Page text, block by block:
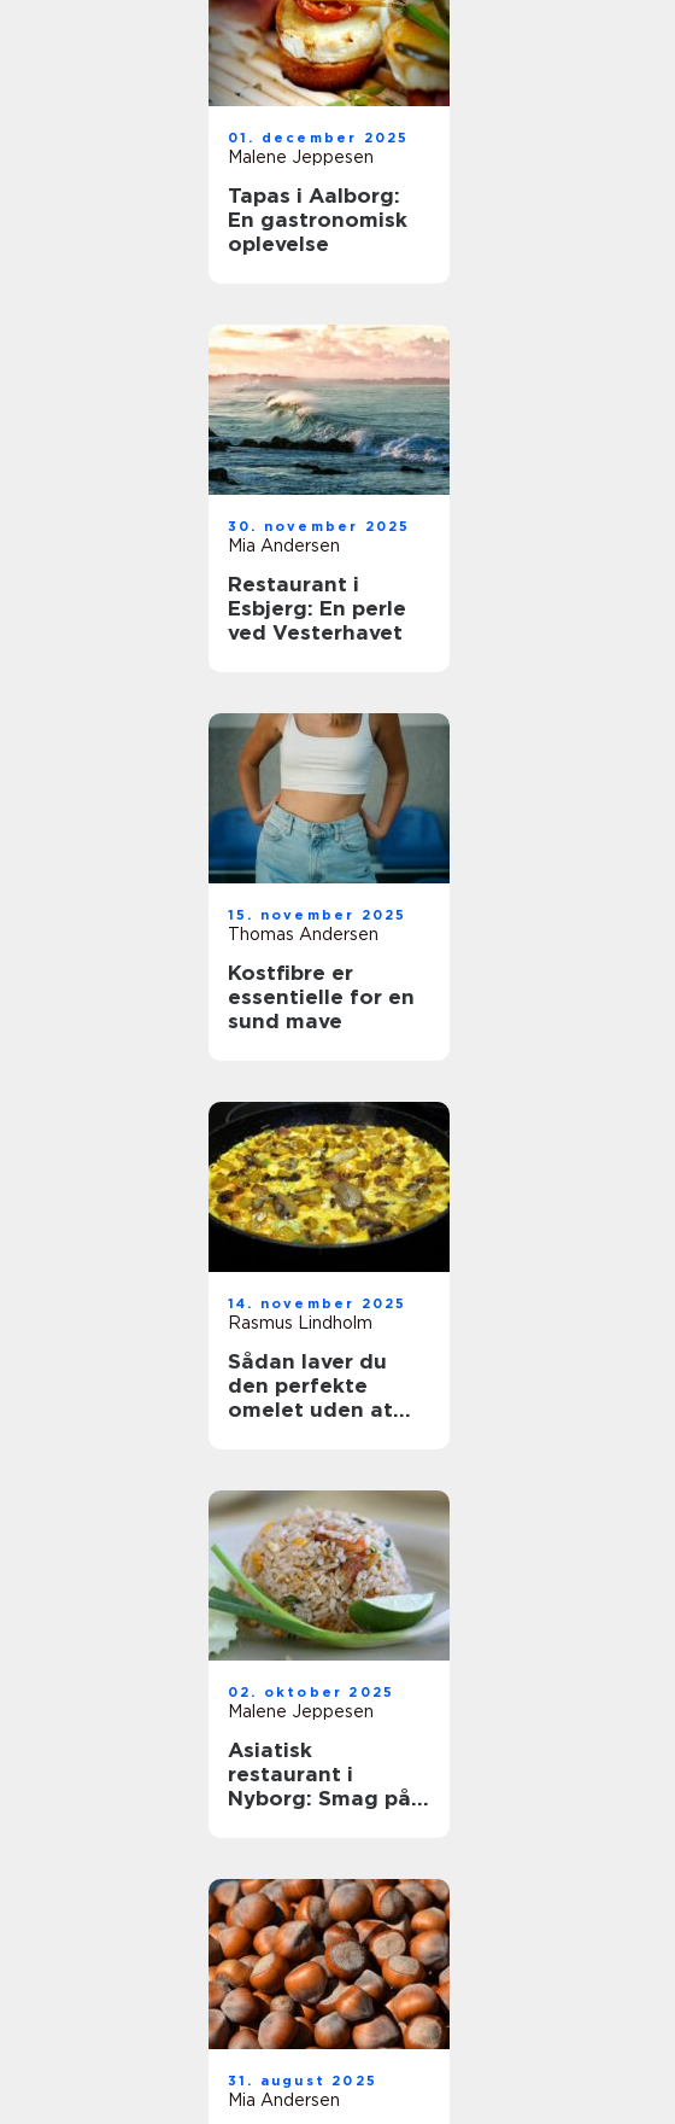
01. december 2025
Malene Jeppesen
Tapas i Aalborg:
En gastronomisk
oplevelse
30. november 2025
Mia Andersen
Restaurant i
Esbjerg: En perle
ved Vesterhavet
15. november 2025
Thomas Andersen
Kostfibre er
essentielle for en
sund mave
14. november 2025
Rasmus Lindholm
Sådan laver du
den perfekte
omelet uden at
02. oktober 2025
Malene Jeppesen
Asiatisk
restaurant i
Nyborg: Smag på
31. august 2025
Mia Andersen